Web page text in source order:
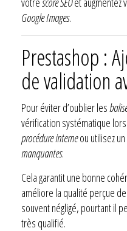
Google Images.
Prestashop :
de validation
Pour éviter d’oublier les
vérification systématique
procédure interneou utilisez
manquantes.
Cela garantit une bonne
améliore la qualité perçue
souvent négligé, pourtant il
très qualifié.